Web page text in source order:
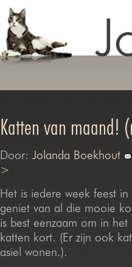
Katten van maand!
Door: Jolanda Boekhout
>
Het is iedere week feest
geniet van al die mooie
is best eenzaam om in
katten kort. (Er zijn ook
asiel wonen.).